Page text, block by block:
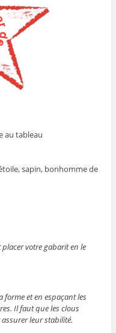
au tableau
sapin, bonhomme de
votre gabarit en le
forme et en espaçant les
Il faut que les clous
leur stabilité.